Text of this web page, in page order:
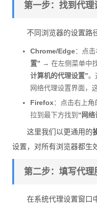
第一步：找到代理
不同浏览器的设置路
Chrome/Edge：点
置” → 在左侧菜单中
计算机的代理设置”。
网络代理设置界面，
Firefox：点击右上
拉到最下方找到 “网络
这里我们以更通用的
设置，对所有浏览器都生
第二步：填写代理
在系统代理设置窗口